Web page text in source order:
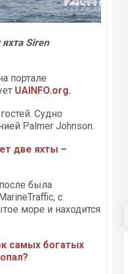
Siren
портале
UAINFO.org.
Судно
Palmer Johnson.
две яхты –
была
с
море и находится
самых богатых